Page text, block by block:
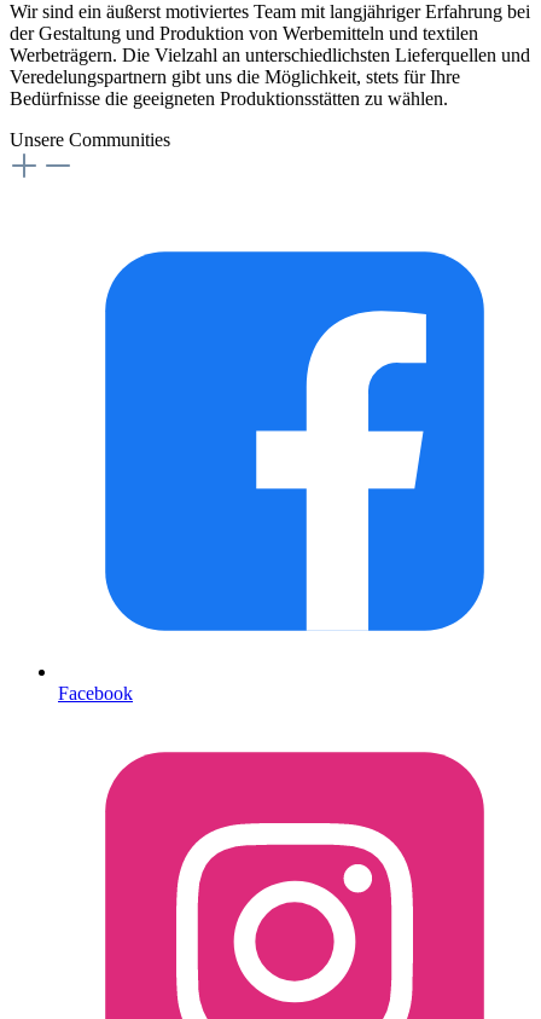
Wir sind ein äußerst motiviertes Team mit langjähriger Erfahrung bei
der Gestaltung und Produktion von Werbemitteln und textilen
Werbeträgern. Die Vielzahl an unterschiedlichsten Lieferquellen und
Veredelungspartnern gibt uns die Möglichkeit, stets für Ihre
Bedürfnisse die geeigneten Produktionsstätten zu wählen.
Unsere Communities
Facebook